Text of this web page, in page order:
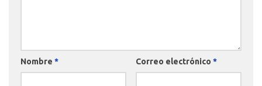
Nombre * Correo electrónico *